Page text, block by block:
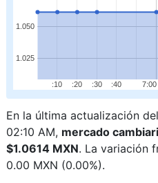
7:00
:10 :20 :30 :40
1.025
1.050
En la última actualización
02:10 AM, mercado
$1.0614 MXN. La variación
0.00 MXN (0.00%).